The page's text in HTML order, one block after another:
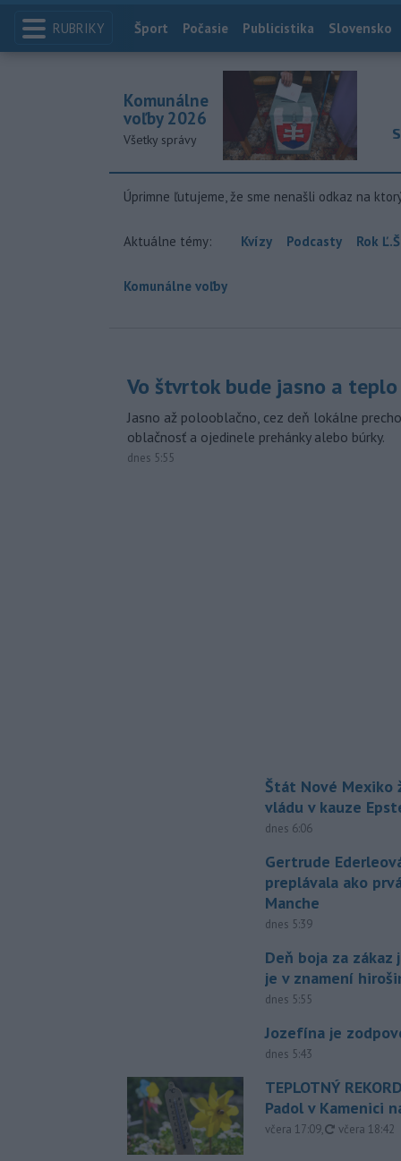
RUBRIKY Index
Šport Počasie Publicistika Slovensko
Komunálne
voľby 2026
Všetky správy
Úprimne ľutujeme, že sme nenašli odkaz na
Aktuálne témy: Kvízy Podcasty Rok
Komunálne voľby
Vo štvrtok bude jasno a teplo
Jasno až polooblačno, cez deň lokálne
oblačnosť a ojedinele prehánky alebo búrky.
dnes 5:55
Štát Nové Mexiko
vládu v kauze
dnes 6:06
Gertrude
preplávala ako
Manche
dnes 5:39
Deň boja za zákaz
je v znamení
dnes 5:55
Jozefína je
dnes 5:43
TEPLOTNÝ
Padol v Kamenici
včera 17:09, aktualizované
včera 18:42